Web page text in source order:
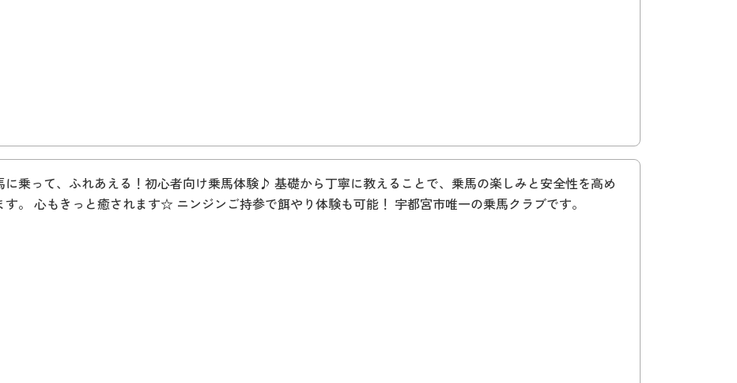
に乗って、ふれあえる！初心者向け乗馬体験♪ 基礎から丁寧に教えることで、乗馬の楽しみと安全性を高め
す。 心もきっと癒されます☆ ニンジンご持参で餌やり体験も可能！ 宇都宮市唯一の乗馬クラブです。